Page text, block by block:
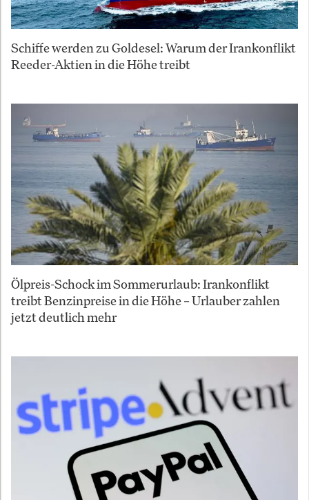
Schiffe werden zu Goldesel: Warum der Irankonflikt
Reeder-Aktien in die Höhe treibt
Ölpreis-Schock im Sommerurlaub: Irankonflikt
treibt Benzinpreise in die Höhe – Urlauber zahlen
jetzt deutlich mehr